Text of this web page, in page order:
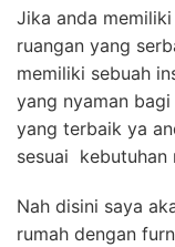
Jika anda
ruangan yang
memiliki sebuah
yang nyaman
yang terbaik ya
sesuai kebutuhan
Nah disini saya
rumah dengan